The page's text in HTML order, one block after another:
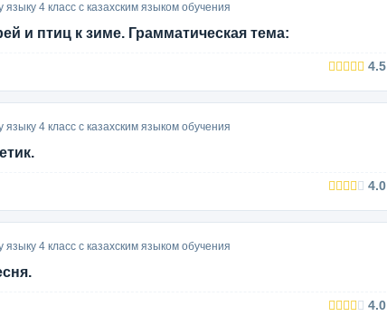
4 класс с казахским языком обучения
и птиц к зиме. Грамматическая тема:
4.5
4 класс с казахским языком обучения
4.0
4 класс с казахским языком обучения
4.0